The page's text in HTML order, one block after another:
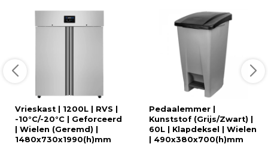
Vrieskast | 1200L | RVS |
-10°C/-20°C | Geforceerd
| Wielen (Geremd) |
1480x730x1990(h)mm
Pedaalemmer |
Kunststof (Grijs/Zwart) |
60L | Klapdeksel | Wielen
| 490x380x700(h)mm